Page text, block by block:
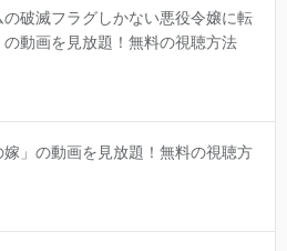
破滅フラグしかない悪役令嬢に転
動画を見放題！無料の視聴方法
」の動画を見放題！無料の視聴方